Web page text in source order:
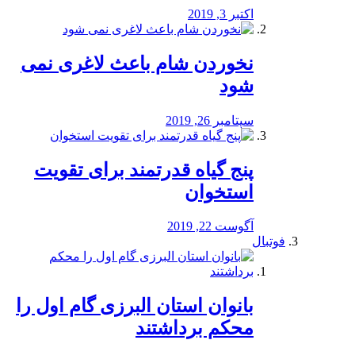
اکتبر 3, 2019
نخوردن شام باعث لاغری نمی
‌شود
سپتامبر 26, 2019
پنج گیاه قدرتمند برای تقویت
استخوان
آگوست 22, 2019
فوتبال
بانوان استان البرزی گام اول را
محكم برداشتند